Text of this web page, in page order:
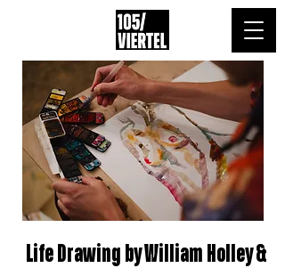
Life Drawing by William Holley &